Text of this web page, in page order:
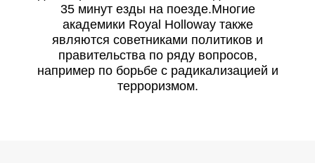
35 минут езды на поезде.Многие
академики Royal Holloway также
являются советниками политиков и
правительства по ряду вопросов,
например по борьбе с радикализацией и
терроризмом.